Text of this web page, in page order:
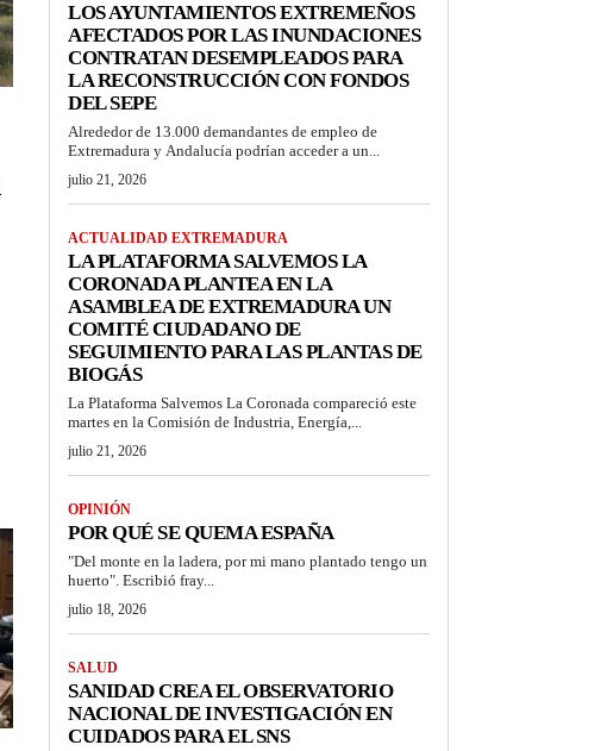
LOS AYUNTAMIENTOS EXTREMEÑOS
AFECTADOS POR LAS INUNDACIONES
CONTRATAN DESEMPLEADOS PARA
LA RECONSTRUCCIÓN CON FONDOS
DEL SEPE
Alrededor de 13.000 demandantes de empleo de
Extremadura y Andalucía podrían acceder a un...
julio 21, 2026
ACTUALIDAD EXTREMADURA
LA PLATAFORMA SALVEMOS LA
CORONADA PLANTEA EN LA
ASAMBLEA DE EXTREMADURA UN
COMITÉ CIUDADANO DE
SEGUIMIENTO PARA LAS PLANTAS DE
BIOGÁS
La Plataforma Salvemos La Coronada compareció este
martes en la Comisión de Industria, Energía,...
julio 21, 2026
OPINIÓN
POR QUÉ SE QUEMA ESPAÑA
"Del monte en la ladera, por mi mano plantado tengo un
huerto". Escribió fray...
julio 18, 2026
SALUD
SANIDAD CREA EL OBSERVATORIO
NACIONAL DE INVESTIGACIÓN EN
CUIDADOS PARA EL SNS